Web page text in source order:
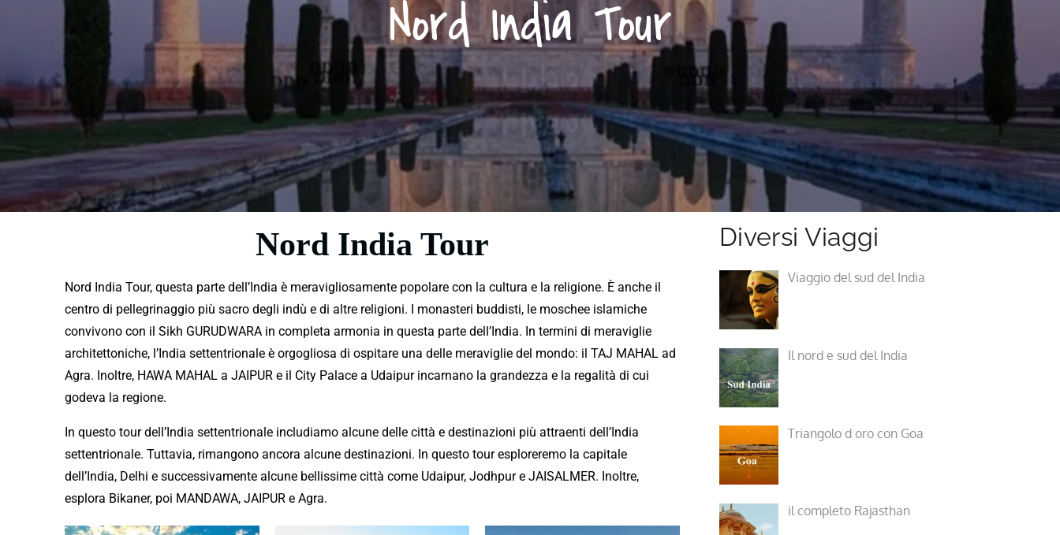
Nord India Tour
Nord India Tour
Nord India Tour, questa parte dell’India è meravigliosamente popolare con la cultura e la religione. È anche il
centro di pellegrinaggio più sacro degli indù e di altre religioni. I monasteri buddisti, le moschee islamiche
convivono con il Sikh GURUDWARA in completa armonia in questa parte dell’India. In termini di meraviglie
architettoniche, l’India settentrionale è orgogliosa di ospitare una delle meraviglie del mondo: il TAJ MAHAL ad
Agra. Inoltre, HAWA MAHAL a JAIPUR e il City Palace a Udaipur incarnano la grandezza e la regalità di cui
godeva la regione.
In questo tour dell’India settentrionale includiamo alcune delle città e destinazioni più attraenti dell’India
settentrionale. Tuttavia, rimangono ancora alcune destinazioni. In questo touresploreremo la capitale
dell’India, Delhi e successivamente alcune bellissime città come Udaipur, Jodhpur e JAISALMER. Inoltre,
esplora Bikaner, poi MANDAWA, JAIPUR e Agra.
Diversi Viaggi
Viaggio del sud del India
Il nord e sud del India
Triangolo d oro con Goa
il completo Rajasthan